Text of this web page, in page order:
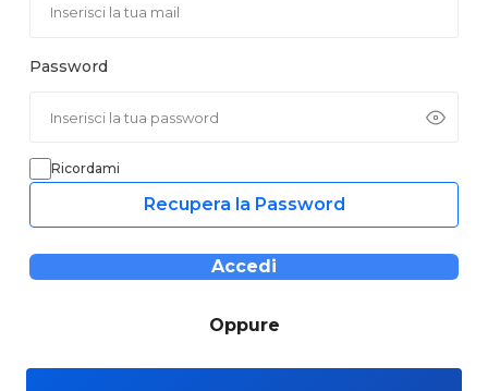
Password
Ricordami
Recupera la Password
Accedi
Oppure